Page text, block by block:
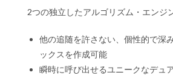
2つの独立したアルゴリズム・エンジ
他の追随を許さない、個性的で深
ックスを作成可能
瞬時に呼び出せるユニークなデュ